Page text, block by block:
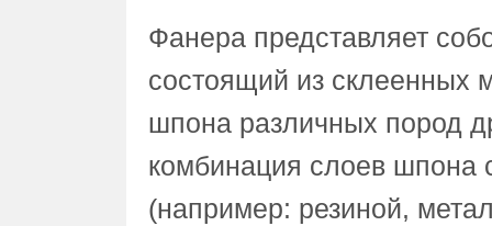
Фанера представляет
состоящий из склеенных
шпона различных пород
комбинация слоев шпона
(например: резиной,